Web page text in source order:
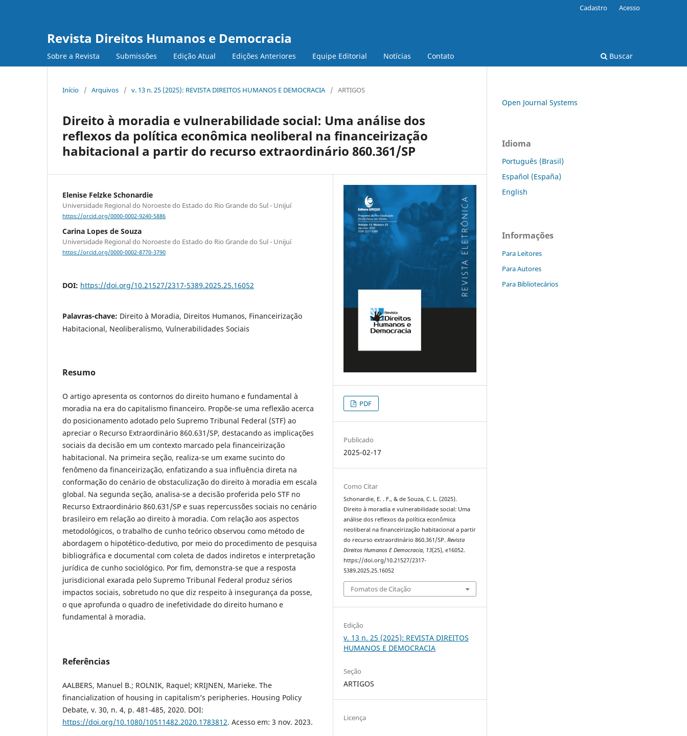
Revista Direitos Humanos e Democracia
Sobre a Revista Submissões Edição Atual Edições Anteriores Equipe Editorial Notícias Contato Buscar
Cadastro Acesso
Início / Arquivos / v. 13 n. 25 (2025): REVISTA DIREITOS HUMANOS E DEMOCRACIA / ARTIGOS
Direito à moradia e vulnerabilidade social: Uma análise dos
reflexos da política econômica neoliberal na financeirização
habitacional a partir do recurso extraordinário 860.361/SP
Elenise Felzke Schonardie
Universidade Regional do Noroeste do Estado do Rio Grande do Sul - Unijuí
https://orcid.org/0000-0002-9240-5886
Carina Lopes de Souza
Universidade Regional do Noroeste do Estado do Rio Grande do Sul - Unijuí
https://orcid.org/0000-0002-8770-3790
DOI: https://doi.org/10.21527/2317-5389.2025.25.16052
Palavras-chave: Direito à Moradia, Direitos Humanos, Financeirização
Habitacional, Neoliberalismo, Vulnerabilidades Sociais
Resumo
O artigo apresenta os contornos do direito humano e fundamental à
moradia na era do capitalismo financeiro. Propõe-se uma reflexão acerca
do posicionamento adotado pelo Supremo Tribunal Federal (STF) ao
apreciar o Recurso Extraordinário 860.631/SP, destacando as implicações
sociais da decisão em um contexto marcado pela financeirização
habitacional. Na primeira seção, realiza-se um exame sucinto do
fenômeno da financeirização, enfatizando a sua influência direta na
conformação do cenário de obstaculização do direito à moradia em escala
global. Na segunda seção, analisa-se a decisão proferida pelo STF no
Recurso Extraordinário 860.631/SP e suas repercussões sociais no cenário
brasileiro em relação ao direito à moradia. Com relação aos aspectos
metodológicos, o trabalho de cunho teórico observou como método de
abordagem o hipotético-dedutivo, por meio do procedimento de pesquisa
bibliográfica e documental com coleta de dados indiretos e interpretação
jurídica de cunho sociológico. Por fim, demonstra-se que a resposta
jurisdicional exarada pelo Supremo Tribunal Federal produz sérios
impactos sociais, sobretudo no que diz respeito à insegurança da posse,
o que aprofunda o quadro de inefetividade do direito humano e
fundamental à moradia.
Referências
AALBERS, Manuel B.; ROLNIK, Raquel; KRIJNEN, Marieke. The
financialization of housing in capitalism’s peripheries. Housing Policy
Debate, v. 30, n. 4, p. 481-485, 2020. DOI:
https://doi.org/10.1080/10511482.2020.1783812. Acesso em: 3 nov. 2023.
PDF
Publicado
2025-02-17
Como Citar
Schonardie, E. . F., & de Souza, C. L. (2025).
Direito à moradia e vulnerabilidade social: Uma
análise dos reflexos da política econômica
neoliberal na financeirização habitacional a partir
do recurso extraordinário 860.361/SP.Revista
Direitos Humanos E Democracia, 13(25), e16052.
https://doi.org/10.21527/2317-
5389.2025.25.16052
Fomatos de Citação
Edição
v. 13 n. 25 (2025): REVISTA DIREITOS
HUMANOS E DEMOCRACIA
Seção
ARTIGOS
Licença
Open Journal Systems
Idioma
Português (Brasil)
Español (España)
English
Informações
Para Leitores
Para Autores
Para Bibliotecários